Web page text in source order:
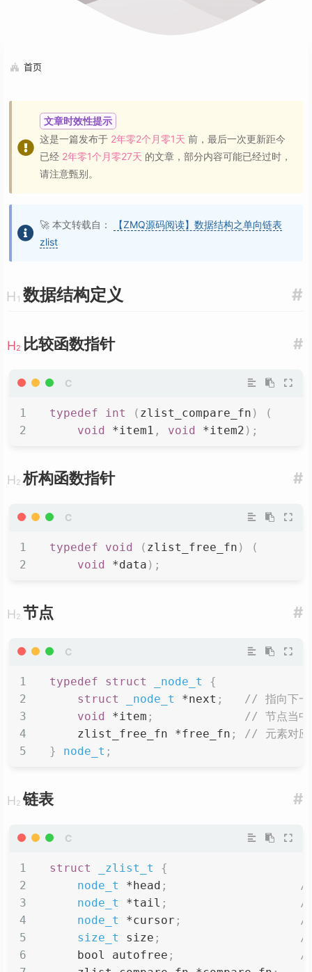
首页
文章时效性提示
这是一篇发布于 2年零2个月零1天 前，最后一次更新距今
已经 2年零1个月零27天 的文章，部分内容可能已经过时，
请注意甄别。
🚀 本文转载自：
【ZMQ源码阅读】数据结构之单向链表
zlist
#
数据结构定义
#
比较函数指针
typedef int ( zlist_compare_fn )
(
void
*item1 , void *item2 ) ;
#
析构函数指针
typedef void ( zlist_free_fn )
(
void
*data ) ;
#
节点
typedef struct _node_t
{
struct
_node_t *next ;
// 指向下一
void
*item ;
// 节点当中
    zlist_free_fn
*free_fn ;
// 元素对应
}
node_t ;
#
链表
struct _zlist_t
{
node_t
*head ;
//
node_t
*tail ;
//
node_t
*cursor ;
//
size_t
size ;
//
    bool autofree
;
//